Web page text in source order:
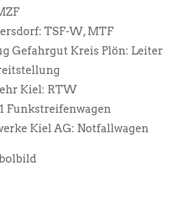
TSF-W, MTF
Gefahrgut Kreis Plön: Leiter
Kiel: RTW
Funkstreifenwagen
Kiel AG: Notfallwagen